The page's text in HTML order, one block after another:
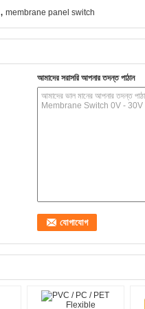
, membrane panel switch
আমাদের সরাসরি আপনার তদন্ত পাঠান